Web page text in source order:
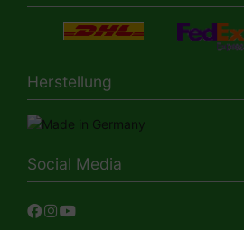
Herstellung
Social Media